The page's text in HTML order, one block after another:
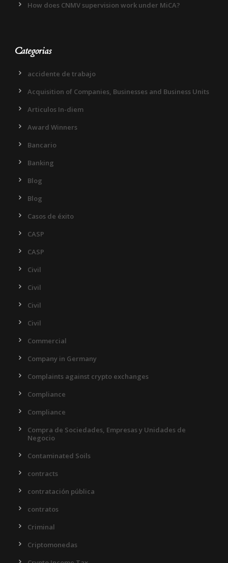
How does CNMV supervision work under MiCA?
Categorias
accidente de trabajo
Acquisition of Companies, Businesses and Business Units
Articulos In-diem
Award Winners
Bancario
Banking
Blog
Blog
Casos de éxito
CASP
CASP
Civil
Civil
Civil
Civil
Commercial
Company in Germany
Complaints against crypto exchanges
Compliance
Compliance
Compra de Sociedades, Empresas y Unidades de
Negocio
Contaminated Soils
contracts
contratación pública
contratos
Criminal
Criptomonedas